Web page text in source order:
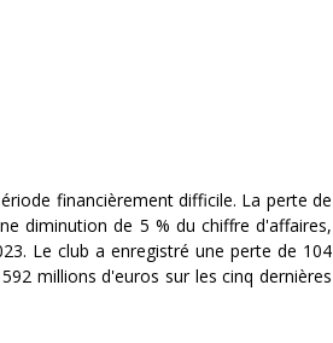
financièrement difficile. La perte de
diminution de 5 % du chiffre d'affaires,
Le club a enregistré une perte de 104
millions d'euros sur les cinq dernières